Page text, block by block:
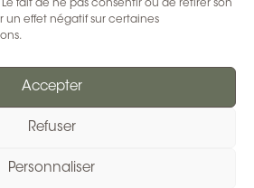
Le fait de ne pas consentir ou de retirer son
effet négatif sur certaines
Accepter
Refuser
Personnaliser
La Sellerie d’Émilie 2024 © / Fait